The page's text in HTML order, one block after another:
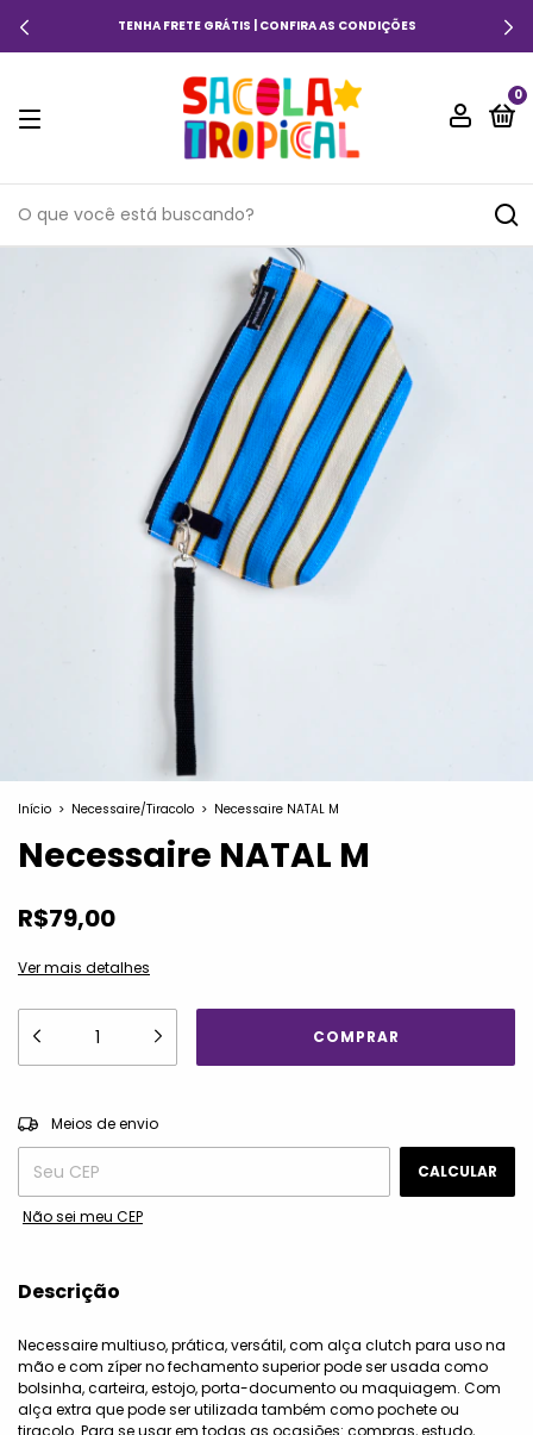
TENHA FRETE GRÁTIS | CONFIRA AS CONDIÇÕES
0
Início > Necessaire/Tiracolo > Necessaire NATAL M
Necessaire NATAL M
R$79,00
Ver mais detalhes
Entregas para o CEP:
Meios de envio
CALCULAR
Não sei meu CEP
Descrição
Necessaire multiuso, prática, versátil, com alça clutch para uso na
mão e com zíper no fechamento superior pode ser usada como
bolsinha, carteira, estojo, porta-documento ou maquiagem. Com
alça extra que pode ser utilizada também como pochete ou
tiracolo. Para se usar em todas as ocasiões: compras, estudo,